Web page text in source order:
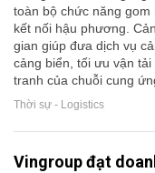
toàn bộ chức năng
kết nối hậu phương.
gian giúp đưa dịch vụ
cảng biển, tối ưu vận
tranh của chuỗi cung
Thời sự - Logistics
Vingroup đạt